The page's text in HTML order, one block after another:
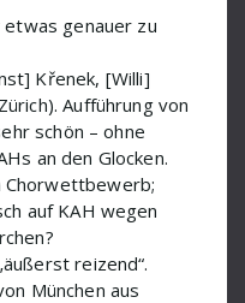
etwas genauer zu
Křenek, [Willi]
Aufführung von
schön – ohne
an den Glocken.
Chorwettbewerb;
auf KAH wegen
reizend“.
München aus